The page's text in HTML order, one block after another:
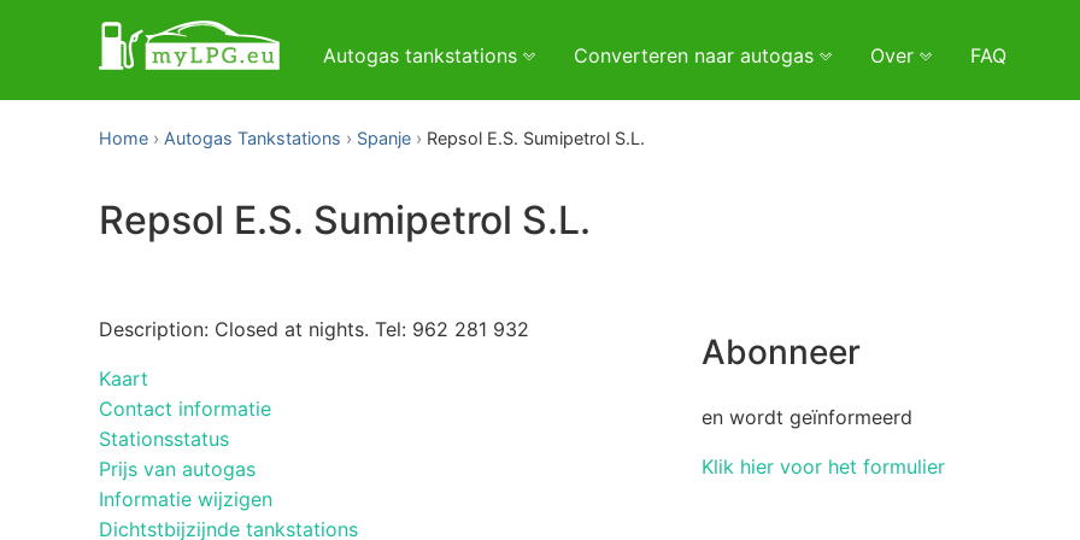
Autogas tankstations Converteren naar autogas Over FAQ
Home Autogas Tankstations Spanje Repsol E.S. Sumipetrol S.L.
Repsol E.S. Sumipetrol S.L.
Description: Closed at nights. Tel: 962 281 932
Kaart
Contact informatie
Stationsstatus
Prijs van autogas
Informatie wijzigen
Dichtstbijzijnde tankstations
Abonneer
en wordt geïnformeerd
Klik hier voor het formulier